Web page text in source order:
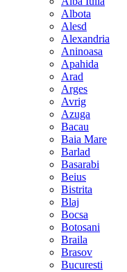
Albota
Alesd
Alexandria
Aninoasa
Apahida
Arad
Arges
Avrig
Azuga
Bacau
Baia Mare
Barlad
Basarabi
Beius
Bistrita
Blaj
Bocsa
Botosani
Braila
Brasov
Bucuresti